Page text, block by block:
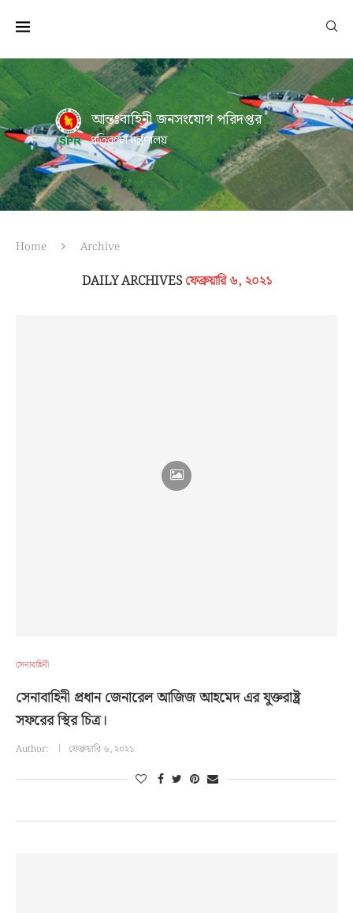
আন্তঃবাহিনী জনসংযোগ পরিদপ্তর
প্রতিরক্ষা মন্ত্রণালয়
Home Archive
DAILY ARCHIVES ফেব্রুয়ারি ৬, ২০২১
সেনাবাহিনী
সেনাবাহিনী প্রধান জেনারেল আজিজ আহমেদ এর যুক্তরাষ্ট্র
সফরের স্থির চিত্র।
Author: ফেব্রুয়ারি ৬, ২০২১